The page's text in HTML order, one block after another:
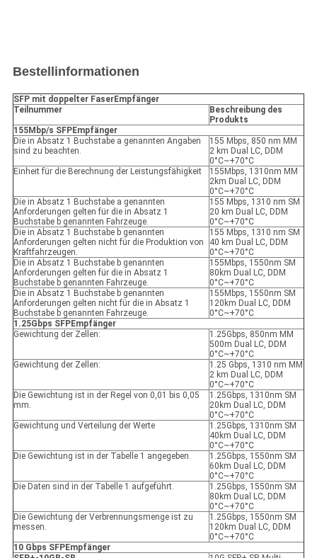
Bestellinformationen
SFP mit doppelter FaserEmpfänger
Teilnummer
Beschreibung des
Produkts
155Mbp/s SFPEmpfänger
Die in Absatz 1 Buchstabe a genannten Angaben
sind zu beachten.
155 Mbps, 850 nm MM
2 km Dual LC, DDM
0°C~+70°C
Einheit für die Berechnung der Leistungsfähigkeit
155Mbps, 1310nm MM
2km Dual LC, DDM
0°C~+70°C
Die in Absatz 1 Buchstabe a genannten
Anforderungen gelten für die in Absatz 1
Buchstabe b genannten Fahrzeuge.
155 Mbps, 1310 nm SM
20 km Dual LC, DDM
0°C~+70°C
Die in Absatz 1 Buchstabe b genannten
Anforderungen gelten nicht für die Produktion von
Kraftfahrzeugen.
155 Mbps, 1310 nm SM
40 km Dual LC, DDM
0°C~+70°C
Die in Absatz 1 Buchstabe b genannten
Anforderungen gelten für die in Absatz 1
Buchstabe b genannten Fahrzeuge.
155Mbps, 1550nm SM
80km Dual LC, DDM
0°C~+70°C
Die in Absatz 1 Buchstabe b genannten
Anforderungen gelten nicht für die in Absatz 1
Buchstabe b genannten Fahrzeuge.
155Mbps, 1550nm SM
120km Dual LC, DDM
0°C~+70°C
1.25Gbps SFPEmpfänger
Gewichtung der Zellen:
1.25Gbps, 850nm MM
500m Dual LC, DDM
0°C~+70°C
Gewichtung der Zellen:
1.25 Gbps, 1310 nm MM
2 km Dual LC, DDM
0°C~+70°C
Die Gewichtung ist in der Regel von 0,01 bis 0,05
mm.
1.25Gbps, 1310nm SM
20km Dual LC, DDM
0°C~+70°C
Gewichtung und Verteilung der Werte
1.25Gbps, 1310nm SM
40km Dual LC, DDM
0°C~+70°C
Die Gewichtung ist in der Tabelle 1 angegeben.
1.25Gbps, 1550nm SM
60km Dual LC, DDM
0°C~+70°C
Die Daten sind in der Tabelle 1 aufgeführt.
1.25Gbps, 1550nm SM
80km Dual LC, DDM
0°C~+70°C
Die Gewichtung der Verbrennungsmenge ist zu
messen.
1.25Gbps, 1550nm SM
120km Dual LC, DDM
0°C~+70°C
10 Gbps SFPEmpfänger